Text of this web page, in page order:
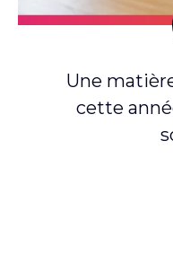
Une
cette